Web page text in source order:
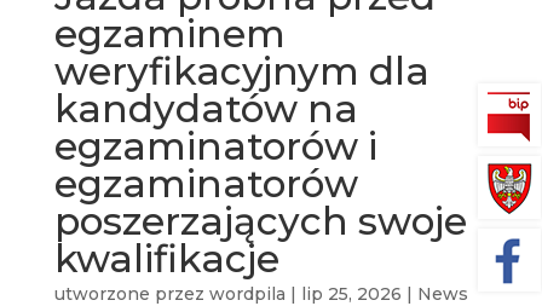
egzaminem
weryfikacyjnym dla
kandydatów na
egzaminatorów i
egzaminatorów
poszerzających swoje
kwalifikacje
utworzone przez wordpila | lip 25, 2026 | News